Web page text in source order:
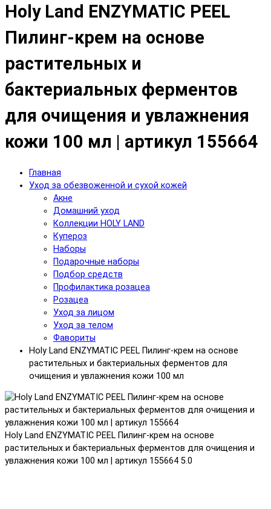
Holy Land ENZYMATIC PEEL
Пилинг-крем на основе
растительных и
бактериальных ферментов
для очищения и увлажнения
кожи 100 мл | артикул 155664
Главная
Уход за обезвоженной и сухой кожей
Акне
Домашний уход
Коллекции HOLY LAND
Купероз
Наборы
Подарочные наборы
Подбор средств
Профилактика розацеа
Розацеа
Уход за лицом
Уход за телом
Фавориты
Holy Land ENZYMATIC PEEL Пилинг-крем на основе
растительных и бактериальных ферментов для
очищения и увлажнения кожи 100 мл
Holy Land ENZYMATIC PEEL Пилинг-крем на основе
растительных и бактериальных ферментов для очищения и
увлажнения кожи 100 мл | артикул 155664 5.0